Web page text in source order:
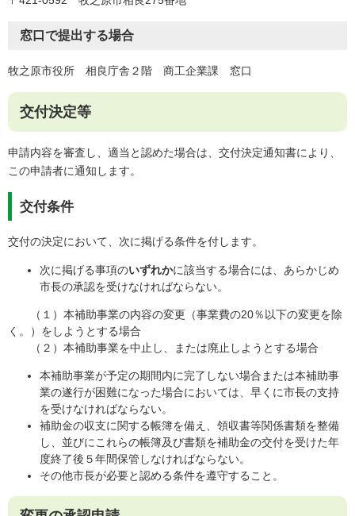
窓口で提出する場合
牧之原市役所 相良庁舎２階 商工企業課 窓口
交付決定等
申請内容を審査し、適当と認めた場合は、交付決定通知書により、
この申請者に通知します。
交付条件
交付の決定において、次に掲げる条件を付します。
次に掲げる事項のいずれかに該当する場合には、あらかじめ
市長の承認を受けなければならない。
（１）本補助事業の内容の変更（事業費の20％以下の変更を除
く。）をしようとする場合
（２）本補助事業を中止し、または廃止しようとする場合
本補助事業が予定の期間内に完了しない場合または本補助事
業の遂行が困難になった場合においては、早くに市長の支持
を受けなければならない。
補助金の収支に関する帳簿を備え、領収書等関係書類を整備
し、並びにこれらの帳簿及び書類を補助金の交付を受けた年
度終了後５年間保管しなければならない。
その他市長が必要と認める条件を遵守すること。